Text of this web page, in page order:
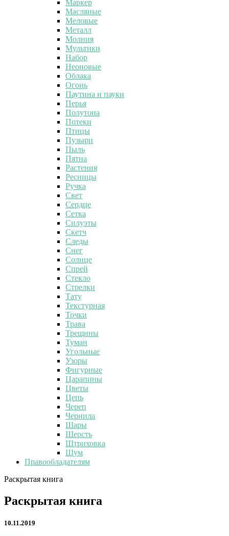
Маркер
Масляные
Меловые
Металл
Молния
Мультики
Набор
Неоновые
Облака
Огонь
Паутина и пауки
Перья
Полутона
Потеки
Птицы
Пузыри
Пыль
Пятна
Растения
Ресницы
Ручка
Свет
Сердце
Сетка
Силуэты
Скетч
Следы
Снег
Солнце
Спрей
Стекло
Стрелки
Тату
Текстурная
Точки
Трава
Трещины
Туман
Угольные
Узоры
Фигурные
Царапины
Цветы
Цепь
Череп
Чернила
Шары
Шерсть
Штриховка
Шум
Правообладателям
Раскрытая книга
Раскрытая книга
10.11.2019